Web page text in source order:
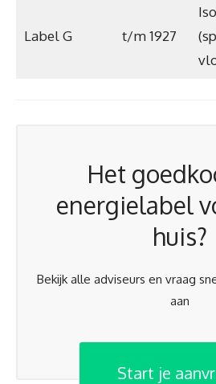
Label G t/m 1927
Het
energielabel
huis?
Bekijk alle adviseurs en vraag
aan
Start je